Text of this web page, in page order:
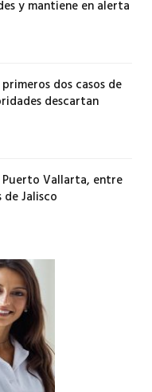
y mantiene en alerta
dos casos de
descartan
Vallarta, entre
de Jalisco